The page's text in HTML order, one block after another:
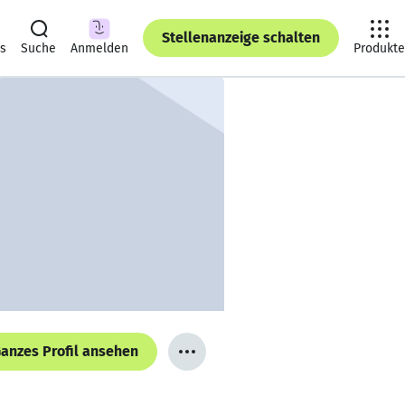
Suche Anmelden
Stellenanzeige schalten
Produkte
Profil ansehen